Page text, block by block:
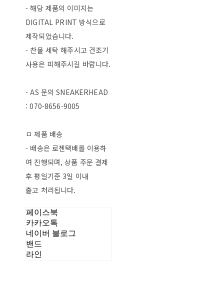
- 해당 제품의 이미지는
DIGITAL PRINT 방식으로
제작되었습니다.
- 찬물 세탁 해주시고 건조기
사용은 피해주시길 바랍니다.
- AS 문의 SNEAKERHEAD
: 070-8656-9005
ㅁ 제품 배송
- 배송은 로젠택배를 이용하
여 진행되며, 상품 주문 결제
후 평일기준 3일 이내
출고 처리됩니다.
페이스북
카카오톡
네이버 블로그
밴드
라인